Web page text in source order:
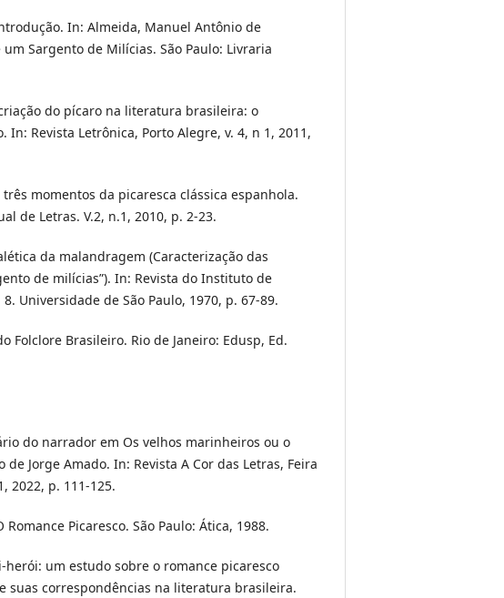
In: Almeida, Manuel Antônio de
Sargento de Milícias. São Paulo: Livraria
do pícaro na literatura brasileira: o
In: Revista Letrônica, Porto Alegre, v. 4, n 1, 2011,
três momentos da picaresca clássica espanhola.
de Letras. V.2, n.1, 2010, p. 2-23.
da malandragem (Caracterização das
de milícias”). In: Revista do Instituto de
Universidade de São Paulo, 1970, p. 67-89.
Folclore Brasileiro. Rio de Janeiro: Edusp, Ed.
do narrador em Os velhos marinheiros ou o
Jorge Amado. In: Revista A Cor das Letras, Feira
2022, p. 111-125.
Romance Picaresco. São Paulo: Ática, 1988.
herói: um estudo sobre o romance picaresco
suas correspondências na literatura brasileira.